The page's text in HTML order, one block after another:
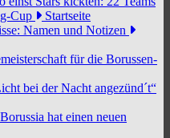
Cup
Startseite
Namen und Notizen
für die Borussen-
bei der Nacht angezünd´t“
hat einen neuen